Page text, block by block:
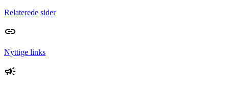
Relaterede sider
Nyttige links